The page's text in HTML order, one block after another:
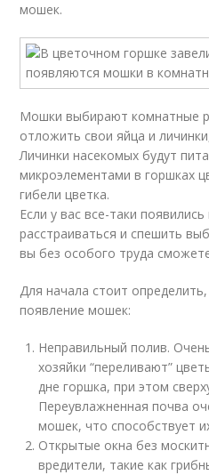
мошек.
Мошки выбирают комнатные
отложить свои яйца и
Личинки насекомых будут
микроэлементами в горшках
гибели цветка.
Если у вас все-таки
расстраиваться и спешить
вы без особого труда
Для начала стоит
появление мошек:
Неправильный полив.
хозяйки “переливают”
дне горшка, при этом
Переувлажненная почва
мошек, что способствует
Открытые окна без
вредители, такие как